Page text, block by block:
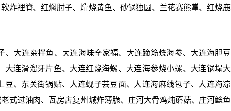
炸裡脊、红焖肘子、㸆烧黄鱼、砂锅独圆、兰花赛熊掌、红烧鹿
大连杂拌鱼、大连海味全家福、大连蹄筋烧海参、大连海胆豆
连滑溜牙片鱼、大连红烧海螺、大连海参烧小螺、大连锅塌大
、东关街锅贴、大连蚬子芸豆面、大连海麻线包子、大连海凉
式过油肉、瓦房店复州城炸薄脆、庄河大骨鸡炖蘑菇、庄河鲶鱼